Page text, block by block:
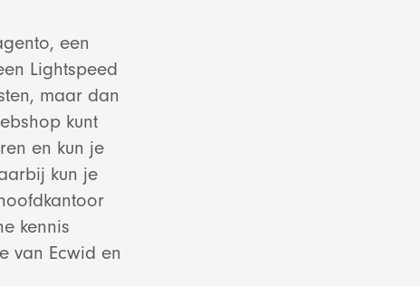
een
Lightspeed
maar dan
kunt
en kun je
kun je
kennis
van Ecwid en